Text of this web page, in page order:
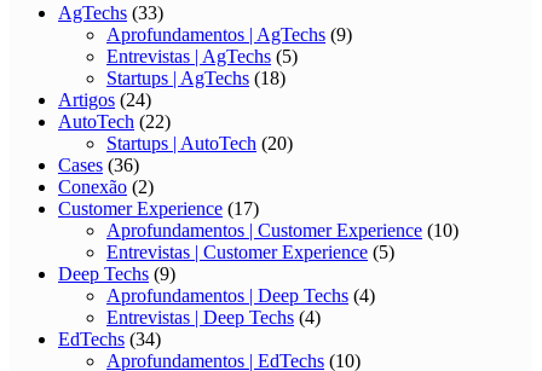
AgTechs (33)
Aprofundamentos | AgTechs (9)
Entrevistas | AgTechs (5)
Startups | AgTechs (18)
Artigos (24)
AutoTech (22)
Startups | AutoTech (20)
Cases (36)
Conexão (2)
Customer Experience (17)
Aprofundamentos | Customer Experience (10)
Entrevistas | Customer Experience (5)
Deep Techs (9)
Aprofundamentos | Deep Techs (4)
Entrevistas | Deep Techs (4)
EdTechs (34)
Aprofundamentos | EdTechs (10)